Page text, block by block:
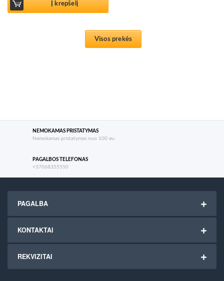
Į krepšelį
Visos prekės
NEMOKAMAS PRISTATYMAS
Nemokamas pristatymas nuo 100 eu.
PAGALBOS TELEFONAS
+37068355550
PAGALBA
KONTAKTAI
REKVIZITAI